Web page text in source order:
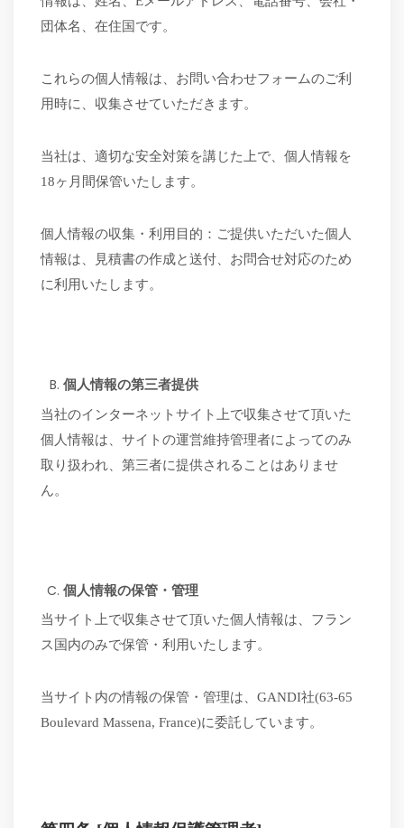
団体名、在住国です。
これらの個人情報は、お問い合わせフォームのご利
用時に、収集させていただきます。
当社は、適切な安全対策を講じた上で、個人情報を
18ヶ月間保管いたします。
個人情報の収集・利用目的：ご提供いただいた個人
情報は、見積書の作成と送付、お問合せ対応のため
に利用いたします。
個人情報の第三者提供
当社のインターネットサイト上で収集させて頂いた
個人情報は、サイトの運営維持管理者によってのみ
取り扱われ、第三者に提供されることはありませ
ん。
個人情報の保管・管理
当サイト上で収集させて頂いた個人情報は、フラン
ス国内のみで保管・利用いたします。
当サイト内の情報の保管・管理は、 GANDI社(63-65
Boulevard Massena, France)に委託しています。